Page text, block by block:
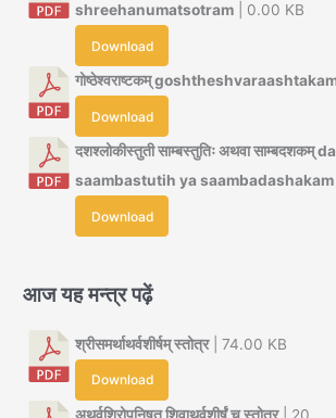
shreehanumatsotram | 0.00 KB
Download
गोष्ठेश्वराष्टकम्
Download
दशश्लोकीस्तुती साम्बस्तुतिः अथवा
saambastutih ya saambadashakam
Download
आज यह मन्त्र पढ़ें
श्रीसमर्थाथर्वशीर्षम् स्तोत्र| 74.00 KB
Download